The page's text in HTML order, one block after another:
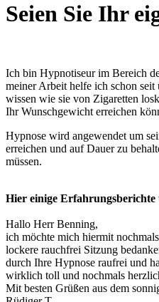
Seien Sie Ihr
Ich bin Hypnotiseur im Bereich
meiner Arbeit helfe ich schon
wissen wie sie von Zigaretten
Ihr Wunschgewicht erreichen
Hypnose wird angewendet um
erreichen und auf Dauer zu
müssen.
Hier einige Erfahrungsberichte
Hallo Herr Benning,
ich möchte mich hiermit
lockere rauchfrei Sitzung
durch Ihre Hypnose raufrei und
wirklich toll und nochmals
Mit besten Grüßen aus dem